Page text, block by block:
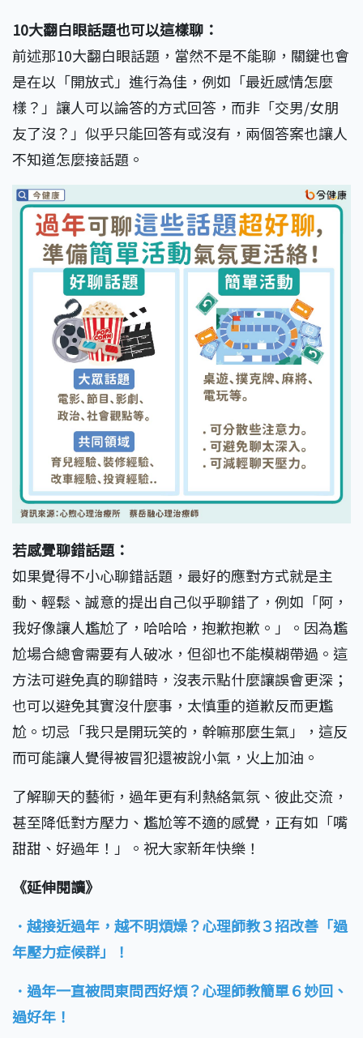
10大翻白眼話題也可以這樣聊：
前述那10大翻白眼話題，當然不是不能聊，關鍵也會
是在以「開放式」進行為佳，例如「最近感情怎麼
樣？」讓人可以論答的方式回答，而非「交男/女朋
友了沒？」似乎只能回答有或沒有，兩個答案也讓人
不知道怎麼接話題。
若感覺聊錯話題：
如果覺得不小心聊錯話題，最好的應對方式就是主
動、輕鬆、誠意的提出自己似乎聊錯了，例如「阿，
我好像讓人尷尬了，哈哈哈，抱歉抱歉。」。因為尷
尬場合總會需要有人破冰，但卻也不能模糊帶過。這
方法可避免真的聊錯時，沒表示點什麼讓誤會更深；
也可以避免其實沒什麼事，太慎重的道歉反而更尷
尬。切忌「我只是開玩笑的，幹嘛那麼生氣」，這反
而可能讓人覺得被冒犯還被說小氣，火上加油。
了解聊天的藝術，過年更有利熱絡氣氛、彼此交流，
甚至降低對方壓力、尷尬等不適的感覺，正有如「嘴
甜甜、好過年！」。祝大家新年快樂！
《延伸閱讀》
．越接近過年，越不明煩燥？心理師教３招改善「過
年壓力症候群」！
．過年一直被問東問西好煩？心理師教簡單６妙回、
過好年！